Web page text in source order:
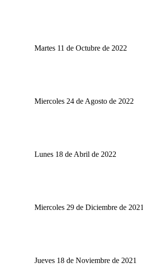
Martes 11 de Octubre de 2022
Miercoles 24 de Agosto de 2022
Lunes 18 de Abril de 2022
Miercoles 29 de Diciembre de 2021
Jueves 18 de Noviembre de 2021